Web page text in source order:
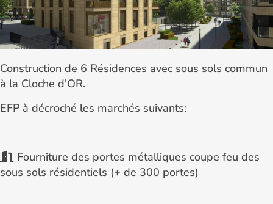
Construction de 6 Résidences avec sous sols commun
à la Cloche d'OR.
EFP à décroché les marchés suivants:
Fourniture des portes métalliques coupe feu des
sous sols résidentiels (+ de 300 portes)